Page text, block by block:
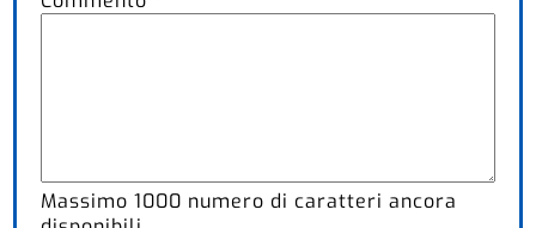
Massimo1000 numero di caratteri ancora